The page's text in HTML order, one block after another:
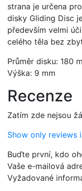
strana je určena
disky Gliding Disc
především velmi
celého těla bez
Průměr disku: 180
Výška: 9 mm
Recenze
Zatím zde nejsou
Show only reviews
Buďte první, kdo
Vaše e-mailová
Vyžadované